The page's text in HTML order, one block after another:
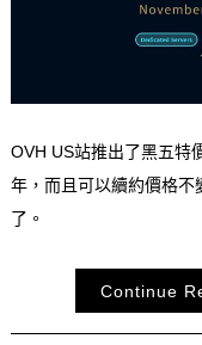
OVH US站推出了黑五特
年，而且可以續約價格不
了。
Continue